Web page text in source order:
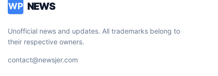
WP NEWS
Unofficial news and updates. All trademarks belong to
their respective owners.
contact@newsjer.com